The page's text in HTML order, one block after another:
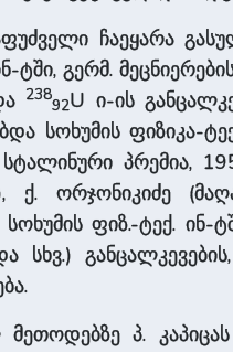
ჩაეყარა
გერმ.
238
92U ი-ის
სოხუმის ფიზიკა-
პრემია,
ქ. ორჯონიკიძე
ფიზ.-ტექ. ინ-
სხვ.)
პ.